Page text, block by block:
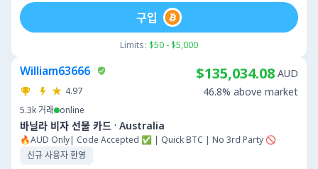
Limits: $50 - $5,000
구입
William63666
4.97
5.3k 거래 online
바닐라 비자 선물 카드 · Australia
🔥AUD Only| Code Accepted ✅ | Quick BTC | No 3rd Party 🚫
신규 사용자 환영
$135,034.08 AUD
46.8% above market